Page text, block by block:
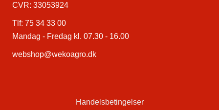
CVR: 33053924
Tlf: 75 34 33 00
Mandag - Fredag kl. 07.30 - 16.00
webshop@wekoagro.dk
Handelsbetingelser